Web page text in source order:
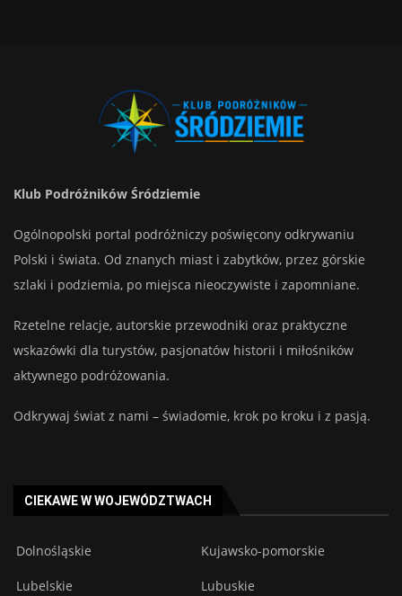
Klub Podróżników Śródziemie
Ogólnopolski portal podróżniczy poświęcony odkrywaniu
Polski i świata. Od znanych miast i zabytków, przez górskie
szlaki i podziemia, po miejsca nieoczywiste i zapomniane.
Rzetelne relacje, autorskie przewodniki oraz praktyczne
wskazówki dla turystów, pasjonatów historii i miłośników
aktywnego podróżowania.
Odkrywaj świat z nami – świadomie, krok po kroku i z pasją.
CIEKAWE W WOJEWÓDZTWACH
Dolnośląskie Kujawsko-pomorskie
Lubelskie Lubuskie